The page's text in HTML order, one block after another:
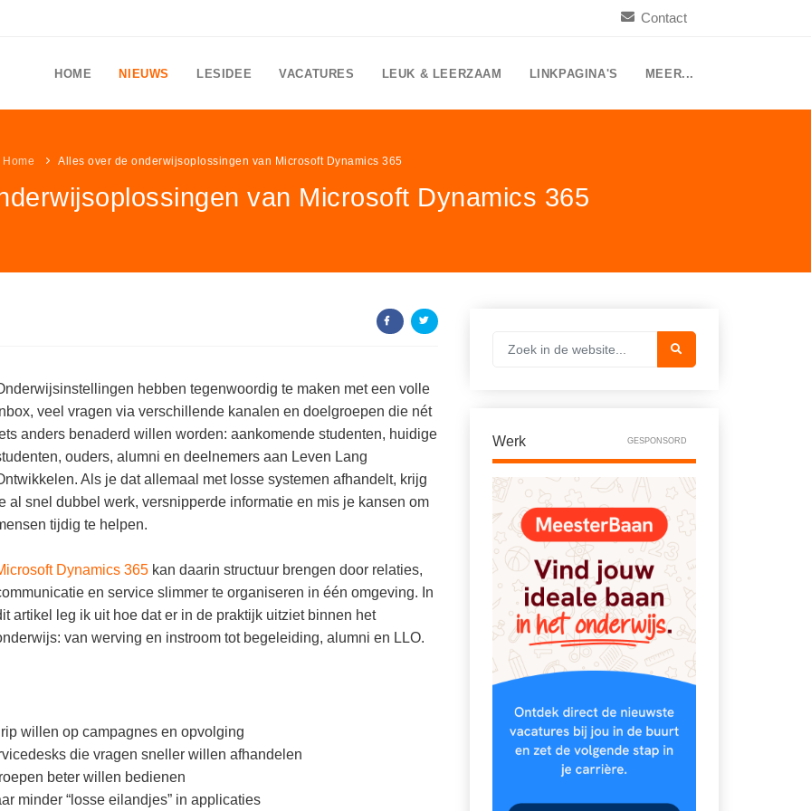
Contact
HOME NIEUWS LESIDEE VACATURES LEUK & LEERZAAM LINKPAGINA'S MEER...
Home Alles over de onderwijsoplossingen van Microsoft Dynamics 365
van Microsoft Dynamics 365
hebben tegenwoordig te maken met een volle
veel vragen via verschillende kanalen en doelgroepen die nét
anders benaderd willen worden: aankomende studenten, huidige
ouders, alumni en deelnemers aan Leven Lang
Als je dat allemaal met losse systemen afhandelt, krijg
al snel dubbel werk, versnipperde informatie en mis je kansen om
tijdig te helpen.
Dynamics 365 kan daarin structuur brengen door relaties,
en service slimmer te organiseren in één omgeving. In
artikel leg ik uit hoe dat er in de praktijk uitziet binnen het
van werving en instroom tot begeleiding, alumni en LLO.
willen op campagnes en opvolging
die vragen sneller willen afhandelen
beter willen bedienen
minder “losse eilandjes” in applicaties
Werk GESPONSORD